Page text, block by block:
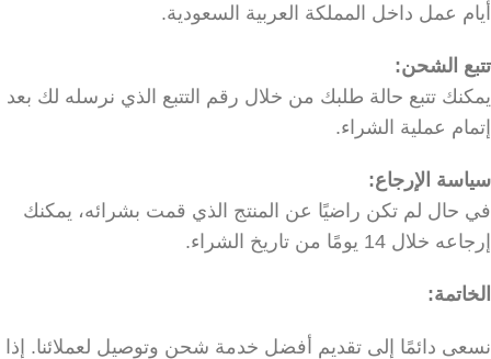
أيام عمل داخل المملكة العربية السعودية.
تتبع الشحن:
يمكنك تتبع حالة طلبك من خلال رقم التتبع الذي نرسله لك بعد
إتمام عملية الشراء.
سياسة الإرجاع:
في حال لم تكن راضيًا عن المنتج الذي قمت بشرائه، يمكنك
إرجاعه خلال 14 يومًا من تاريخ الشراء.
الخاتمة:
نسعى دائمًا إلى تقديم أفضل خدمة شحن وتوصيل لعملائنا. إذا